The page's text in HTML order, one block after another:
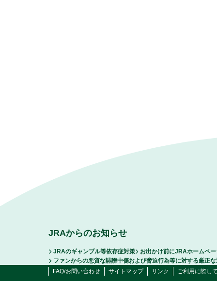
JRAからのお知らせ
JRAのギャンブル等依存症対策
お出かけ前にJRAホームペ
ファンからの悪質な誹謗中傷および脅迫行為等に対する厳正
FAQ/お問い合わせ
サイトマップ リンク ご利用に際し